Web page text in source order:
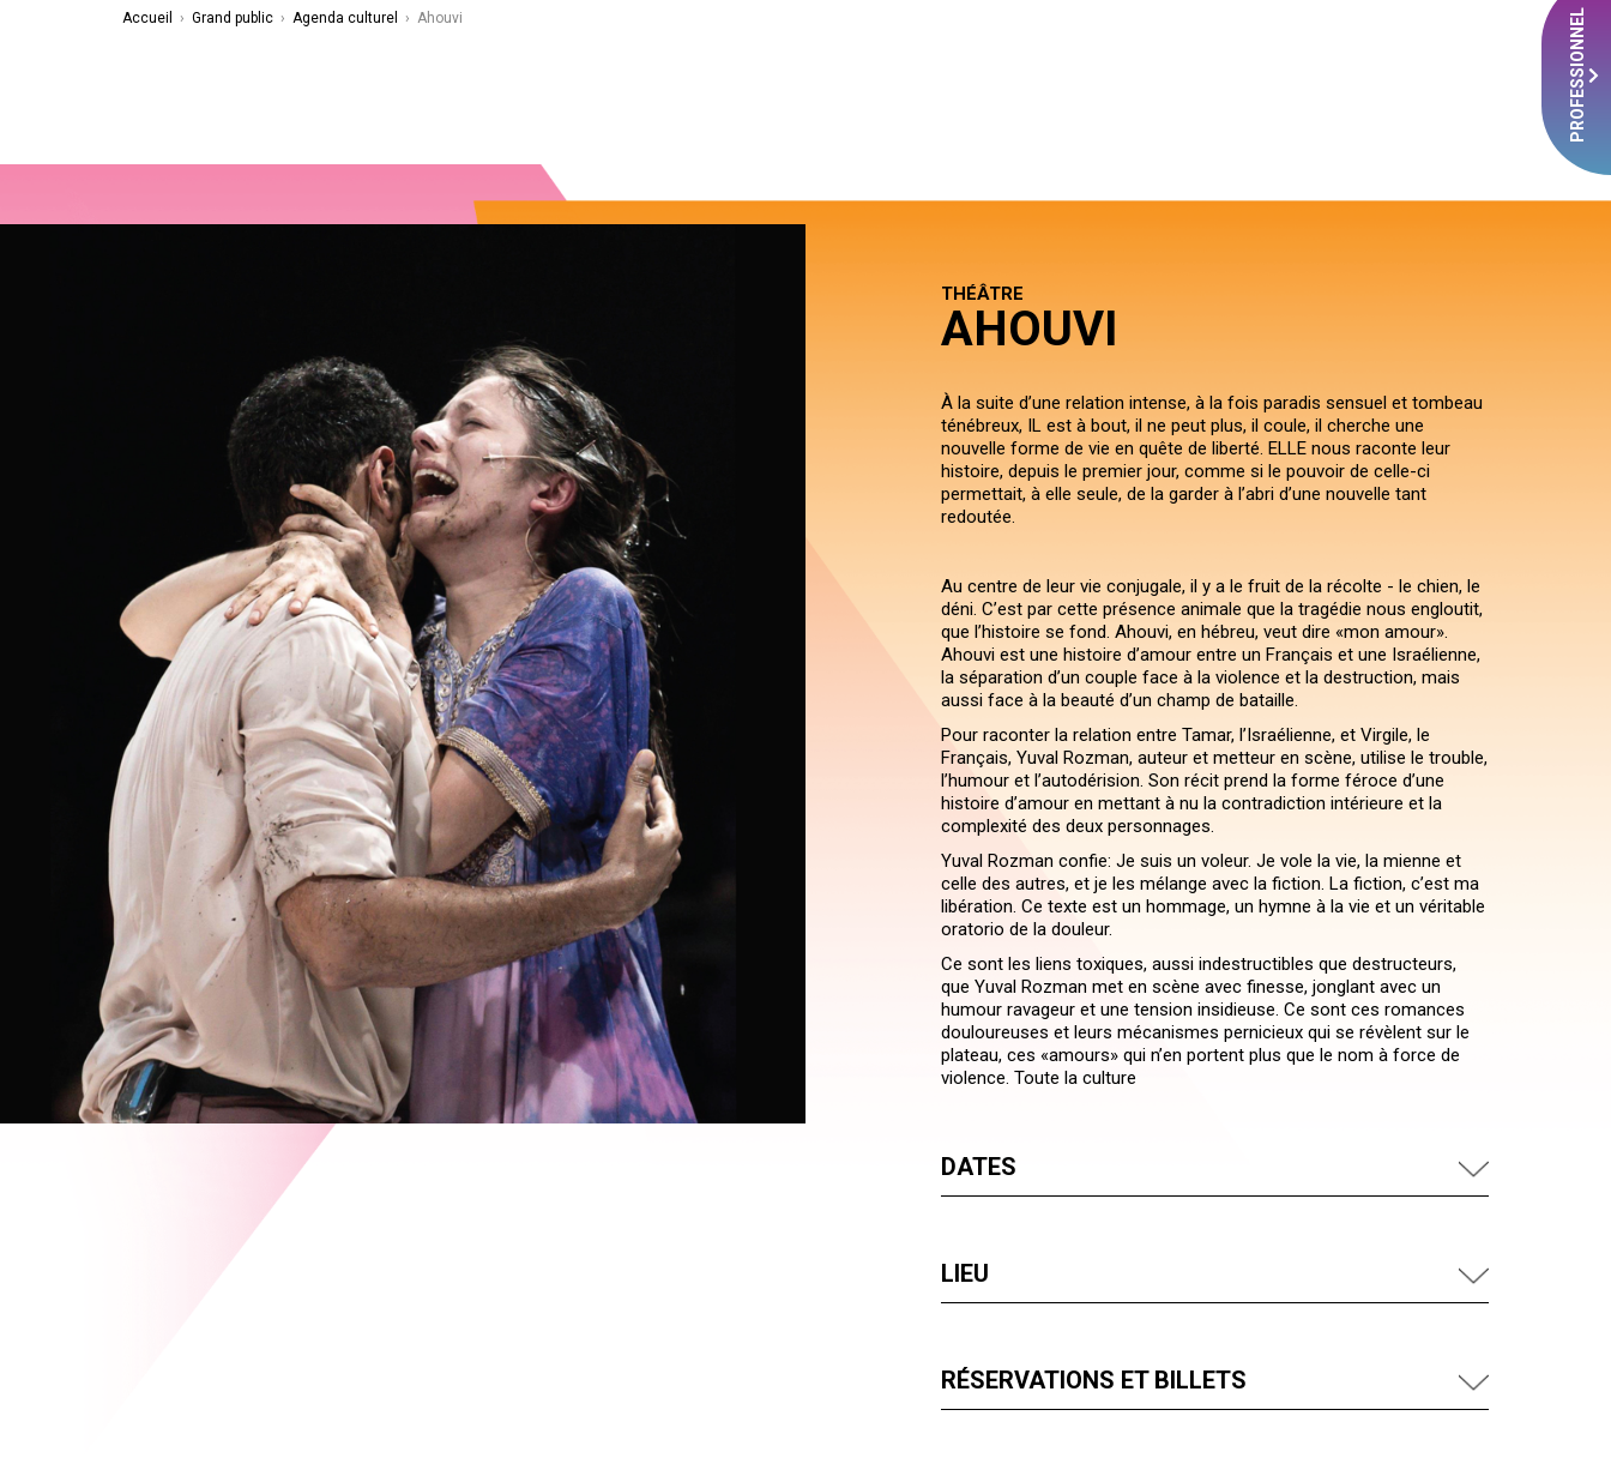
PROFESSIONNEL
Accueil › Grand public › Agenda culturel › Ahouvi
THÉÂTRE
AHOUVI
À la suite d’une relation intense, à la fois paradis sensuel et tombeau
ténébreux, IL est à bout, il ne peut plus, il coule, il cherche une
nouvelle forme de vie en quête de liberté. ELLE nous raconte leur
histoire, depuis le premier jour, comme si le pouvoir de celle-ci
permettait, à elle seule, de la garder à l’abri d’une nouvelle tant
redoutée.
Au centre de leur vie conjugale, il y a le fruit de la récolte - le chien, le
déni. C’est par cette présence animale que la tragédie nous engloutit,
que l’histoire se fond. Ahouvi, en hébreu, veut dire «mon amour».
Ahouvi est une histoire d’amour entre un Français et une Israélienne,
la séparation d’un couple face à la violence et la destruction, mais
aussi face à la beauté d’un champ de bataille.
Pour raconter la relation entre Tamar, l’Israélienne, et Virgile, le
Français, Yuval Rozman, auteur et metteur en scène, utilise le trouble,
l’humour et l’autodérision. Son récit prend la forme féroce d’une
histoire d’amour en mettant à nu la contradiction intérieure et la
complexité des deux personnages.
Yuval Rozman confie: Je suis un voleur. Je vole la vie, la mienne et
celle des autres, et je les mélange avec la fiction. La fiction, c’est ma
libération. Ce texte est un hommage, un hymne à la vie et un véritable
oratorio de la douleur.
Ce sont les liens toxiques, aussi indestructibles que destructeurs,
que Yuval Rozman met en scène avec finesse, jonglant avec un
humour ravageur et une tension insidieuse. Ce sont ces romances
douloureuses et leurs mécanismes pernicieux qui se révèlent sur le
plateau, ces «amours» qui n’en portent plus que le nom à force de
violence. Toute la culture
DATES
LIEU
RÉSERVATIONS ET BILLETS